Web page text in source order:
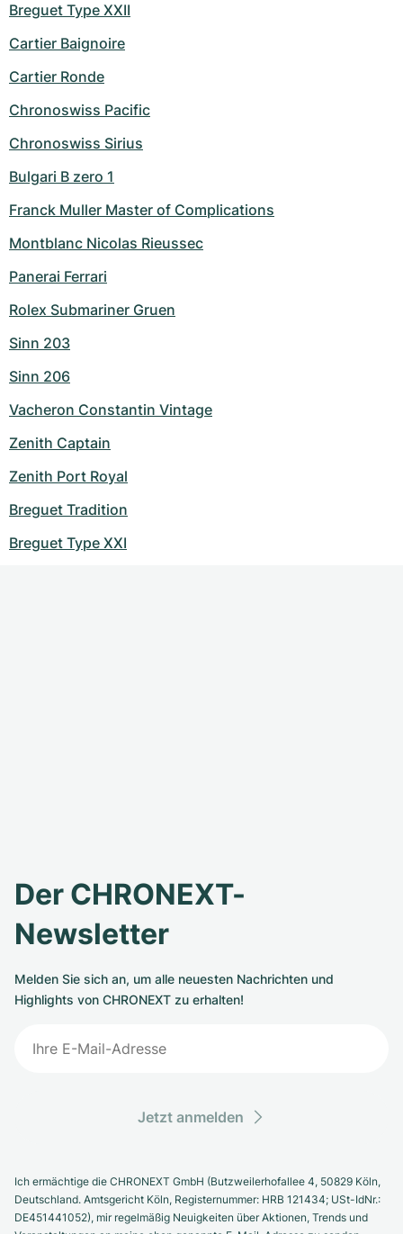
Breguet Type XXII
Cartier Baignoire
Cartier Ronde
Chronoswiss Pacific
Chronoswiss Sirius
Bulgari B zero 1
Franck Muller Master of Complications
Montblanc Nicolas Rieussec
Panerai Ferrari
Rolex Submariner Gruen
Sinn 203
Sinn 206
Vacheron Constantin Vintage
Zenith Captain
Zenith Port Royal
Breguet Tradition
Breguet Type XXI
Der CHRONEXT-
Newsletter
Melden Sie sich an, um alle neuesten Nachrichten und
Highlights von CHRONEXT zu erhalten!
Jetzt anmelden
Ich ermächtige die CHRONEXT GmbH (Butzweilerhofallee 4, 50829 Köln,
Deutschland. Amtsgericht Köln, Registernummer: HRB 121434; USt-IdNr.:
DE451441052), mir regelmäßig Neuigkeiten über Aktionen, Trends und